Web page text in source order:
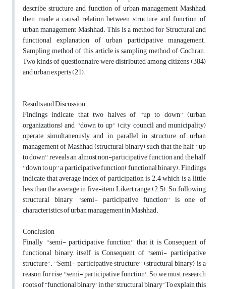
describe structure and function of urban management Mashhad,
then, made a causal relation between structure and function of
urban management Mashhad. This is a method for Structural and
functional explanation of urban participative management.
Sampling method of this article is sampling method of Cochran.
Two kinds of questionnaire were distributed among citizens (384)
and urban experts (21).
Results and Discussion
Findings indicate that two halves of ''up to down'' (urban
organizations) and ''down to up'' (city council and municipality)
operate simultaneously and in parallel in structure of urban
management of Mashhad (structural binary) such that the half ''up
to down'' reveals an almost non-participative function and the half
''down to up'' a participative function( functional binary). Findings
indicate that average index of participation is 2.4 which is a little
less than the average in five-item Likert range (2.5). So, following
structural binary, ''semi- participative function'' is one of
characteristics of urban management in Mashhad.
Conclusion
Finally, ''semi- participative function'' that it is Consequent of
functional binary, itself is Consequent of ''semi- participative
structure''. ''Semi- participative structure'' (structural binary) is a
reason for rise ''semi- participative function'. So we must research
roots of “functional binary” in the” structural binary” To explain this